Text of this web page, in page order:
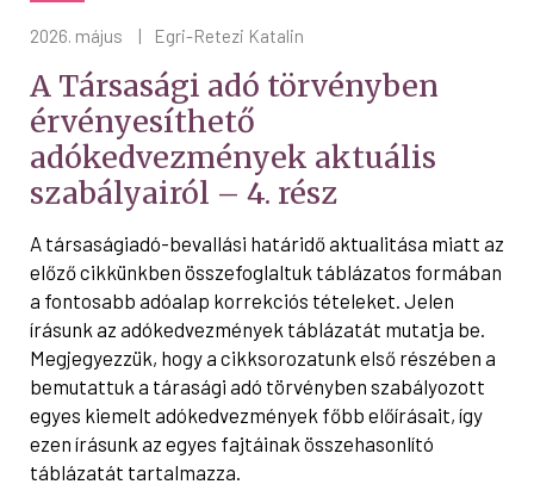
2026. május Egri-Retezi Katalin
A Társasági adó törvényben
érvényesíthető
adókedvezmények aktuális
szabályairól – 4. rész
A társaságiadó-bevallási határidő aktualitása miatt az
előző cikkünkben összefoglaltuk táblázatos formában
a fontosabb adóalap korrekciós tételeket. Jelen
írásunk az adókedvezmények táblázatát mutatja be.
Megjegyezzük, hogy a cikksorozatunk első részében a
bemutattuk a tárasági adó törvényben szabályozott
egyes kiemelt adókedvezmények főbb előírásait, így
ezen írásunk az egyes fajtáinak összehasonlító
táblázatát tartalmazza.